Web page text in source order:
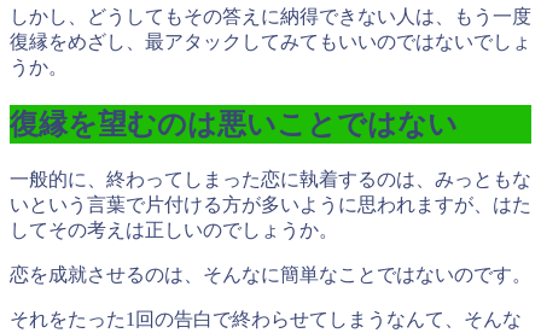
しかし、どうしてもその答えに納得できない人は、もう一度
復縁をめざし、最アタックしてみてもいいのではないでしょ
うか。
復縁を望むのは悪いことではない
一般的に、終わってしまった恋に執着するのは、みっともな
いという言葉で片付ける方が多いように思われますが、はた
してその考えは正しいのでしょうか。
恋を成就させるのは、そんなに簡単なことではないのです。
それをたった1回の告白で終わらせてしまうなんて、そんな